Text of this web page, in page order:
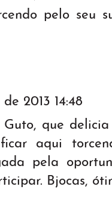
pelo seu
2013 14:48
que
aqui
pela
Bjocas,